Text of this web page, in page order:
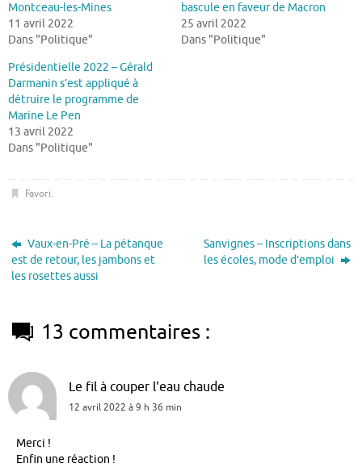
Montceau-les-Mines
11 avril 2022
Dans "Politique"
bascule en faveur de Macron
25 avril 2022
Dans "Politique"
Présidentielle 2022 – Gérald
Darmanin s’est appliqué à
détruire le programme de
Marine Le Pen
13 avril 2022
Dans "Politique"
Favori.
Vaux-en-Pré – La pétanque
est de retour, les jambons et
les rosettes aussi
Sanvignes – Inscriptions dans
les écoles, mode d’emploi
13 commentaires :
Le fil à couper l'eau chaude
12 avril 2022 à 9 h 36 min
Merci !
Enfin une réaction !